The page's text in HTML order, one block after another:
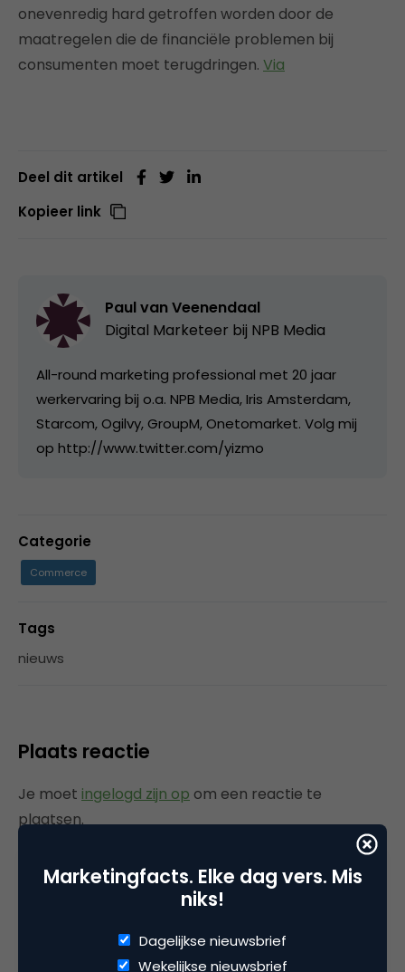
onevenredig hard getroffen worden door de
maatregelen die de financiële problemen bij
consumenten moet terugdringen. Via
Deel dit artikel
Kopieer link
Paul van Veenendaal
Digital Marketeer bij NPB Media
All-round marketing professional met 20 jaar
werkervaring bij o.a. NPB Media, Iris Amsterdam,
Starcom, Ogilvy, GroupM, Onetomarket. Volg mij
op http://www.twitter.com/yizmo
Categorie
Commerce
Tags
nieuws
Plaats reactie
Je moet ingelogd zijn op om een reactie te
plaatsen.
Rebel with or without a cause?
Marketingfacts. Elke dag vers. Mis
niks!
Dagelijkse nieuwsbrief
Wekelijkse nieuwsbrief